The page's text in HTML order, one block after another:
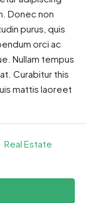
Donec non
purus, quis
orci ac
Nullam tempus
Curabitur this
mattis laoreet
Real Estate